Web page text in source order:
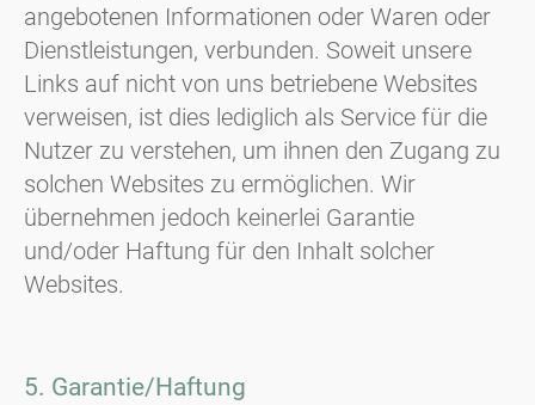
angebotenen Informationen oder Waren oder
Dienstleistungen, verbunden. Soweit unsere
Links auf nicht von uns betriebene Websites
verweisen, ist dies lediglich als Service für die
Nutzer zu verstehen, um ihnen den Zugang zu
solchen Websites zu ermöglichen. Wir
übernehmen jedoch keinerlei Garantie
und/oder Haftung für den Inhalt solcher
Websites.
5. Garantie/Haftung